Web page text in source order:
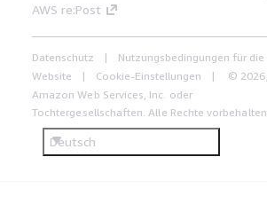
AWS re:Post
Datenschutz
Nutzungsbedingungen für die
Website
Cookie-Einstellungen
© 2026,
Amazon Web Services, Inc. oder
Tochtergesellschaften. Alle Rechte vorbehalten.
Deutsch